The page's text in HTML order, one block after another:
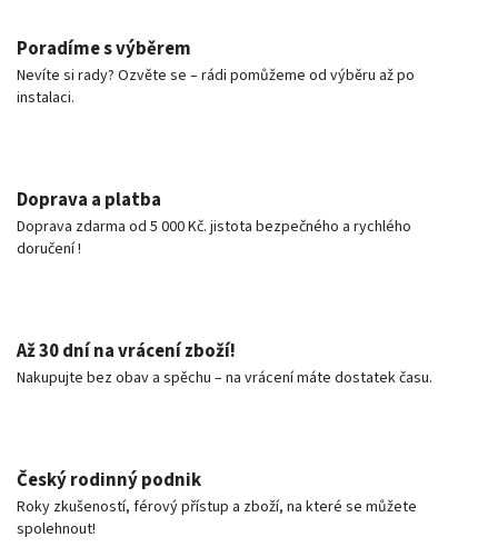
Poradíme s výběrem
Nevíte si rady? Ozvěte se – rádi pomůžeme od výběru až po
instalaci.
Doprava a platba
Doprava zdarma od 5 000 Kč. jistota bezpečného a rychlého
doručení !
Až 30 dní na vrácení zboží!
Nakupujte bez obav a spěchu – na vrácení máte dostatek času.
Český rodinný podnik
Roky zkušeností, férový přístup a zboží, na které se můžete
spolehnout!